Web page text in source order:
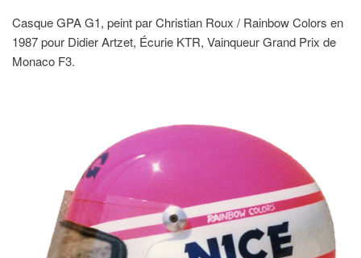
Casque GPA G1, peint par Christian Roux / Rainbow Colors en
1987 pour Didier Artzet, Écurie KTR, Vainqueur Grand Prix de
Monaco F3.